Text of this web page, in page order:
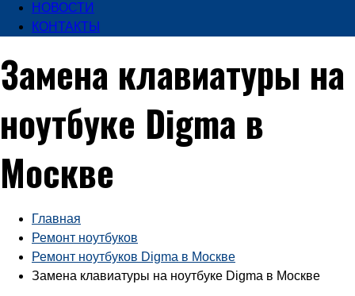
НОВОСТИ
КОНТАКТЫ
Замена клавиатуры на
ноутбуке Digma в
Москве
Главная
Ремонт ноутбуков
Ремонт ноутбуков Digma в Москве
Замена клавиатуры на ноутбуке Digma в Москве